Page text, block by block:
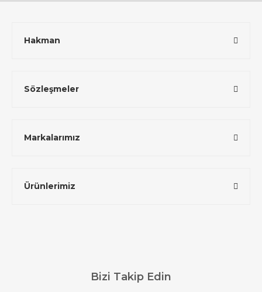
Hakman
Sözleşmeler
Markalarımız
Ürünlerimiz
Bizi Takip Edin